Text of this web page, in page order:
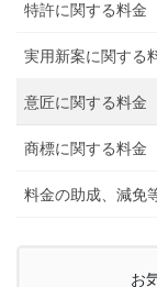
特許に関する料金
実用新案に関する
意匠に関する料金
商標に関する料金
料金の助成、減免
お